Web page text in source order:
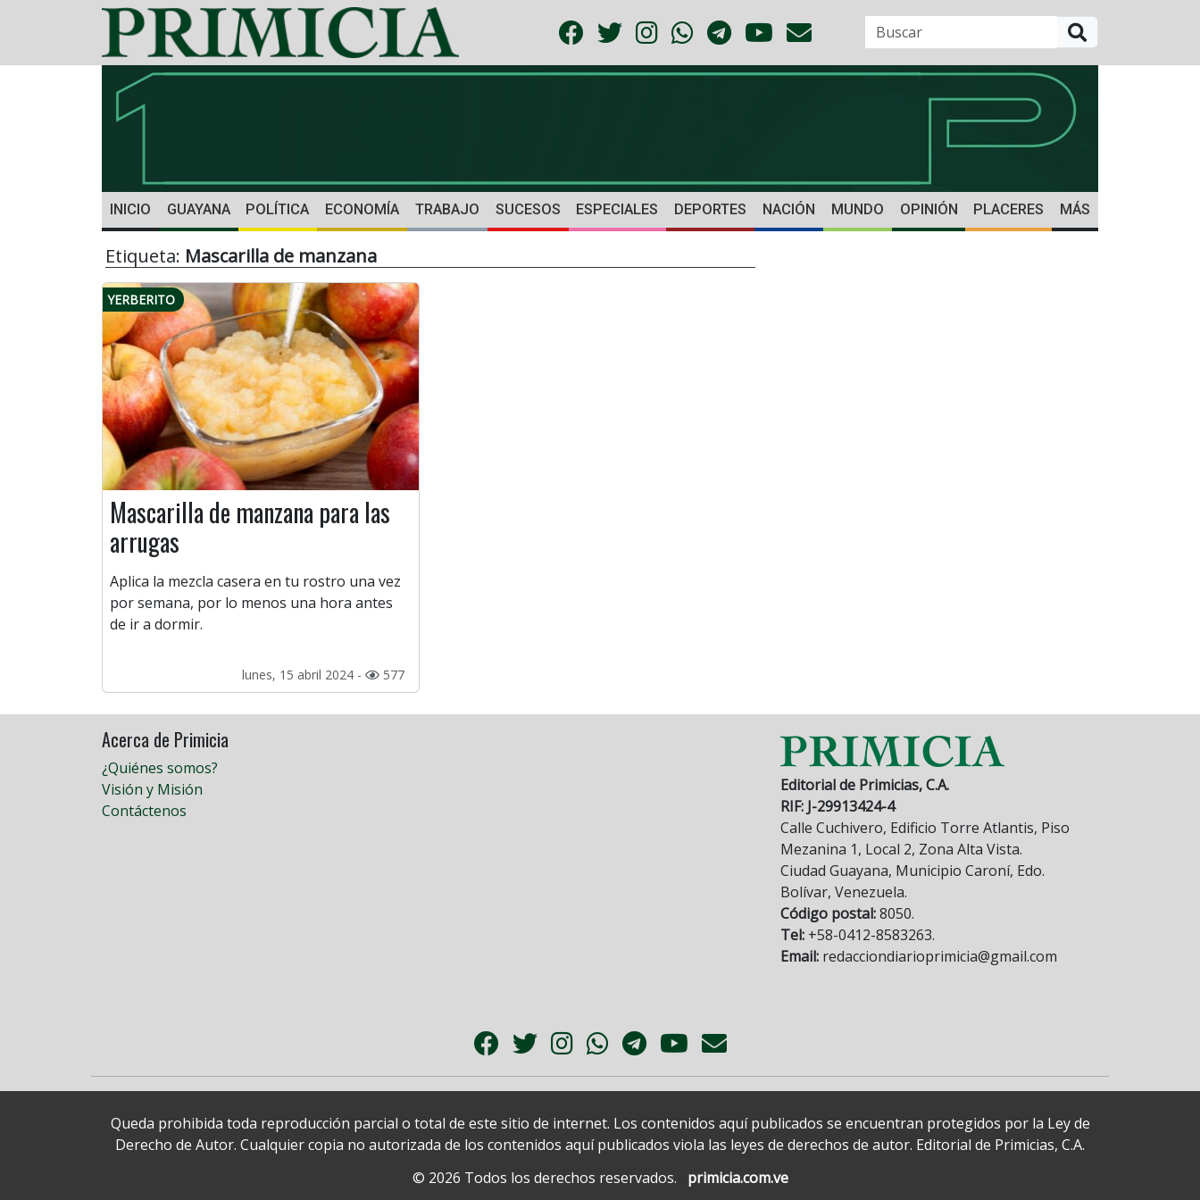
INICIO GUAYANA POLÍTICA ECONOMÍA TRABAJO SUCESOS ESPECIALES DEPORTES NACIÓN MUNDO OPINIÓN PLACERES MÁS
Etiqueta: Mascarilla de manzana
YERBERITO
Mascarilla de manzana para las
arrugas
Aplica la mezcla casera en tu rostro una vez
por semana, por lo menos una hora antes
de ir a dormir.
lunes, 15 abril 2024 - 577
Acerca de Primicia
¿Quiénes somos?
Visión y Misión
Contáctenos
Editorial de Primicias, C.A.
RIF: J-29913424-4
Calle Cuchivero, Edificio Torre Atlantis, Piso
Mezanina 1, Local 2, Zona Alta Vista.
Ciudad Guayana, Municipio Caroní, Edo.
Bolívar, Venezuela.
Código postal:8050.
Tel: +58-0412-8583263.
Email: redacciondiarioprimicia@gmail.com
Queda prohibida toda reproducción parcial o total de este sitio de internet. Los contenidos aquí publicados se encuentran protegidos por la Ley de
Derecho de Autor. Cualquier copia no autorizada de los contenidos aquí publicados viola las leyes de derechos de autor. Editorial de Primicias, C.A.
© 2026 Todos los derechos reservados.
primicia.com.ve